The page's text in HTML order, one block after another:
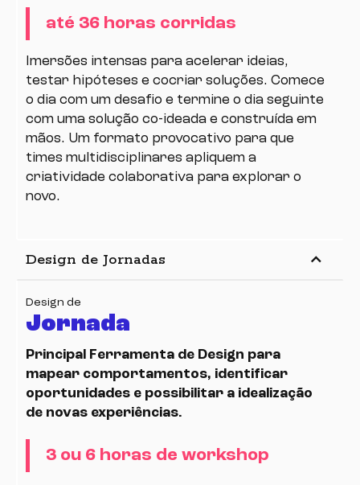
até 36 horas corridas
Imersões intensas para acelerar ideias,
testar hipóteses e cocriar soluções. Comece
o dia com um desafio e termine o dia seguinte
com uma solução co-ideada e construída em
mãos. Um formato provocativo para que
times multidisciplinares apliquem a
criatividade colaborativa para explorar o
novo.
Design de Jornadas keyboard_arrow_up
Design de
Jornada
Principal Ferramenta de Design para
mapear comportamentos, identificar
oportunidades e possibilitar a idealização
de novas experiências.
3 ou 6 horas de workshop